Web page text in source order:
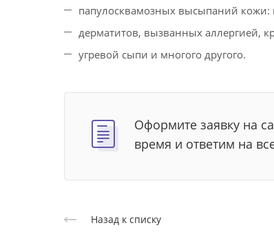
папулосквамозных высыпаний кожи:
дерматитов, вызванных аллергией,
угревой сыпи и многого другого.
Оформите заявку на
время и ответим на
Назад к списку